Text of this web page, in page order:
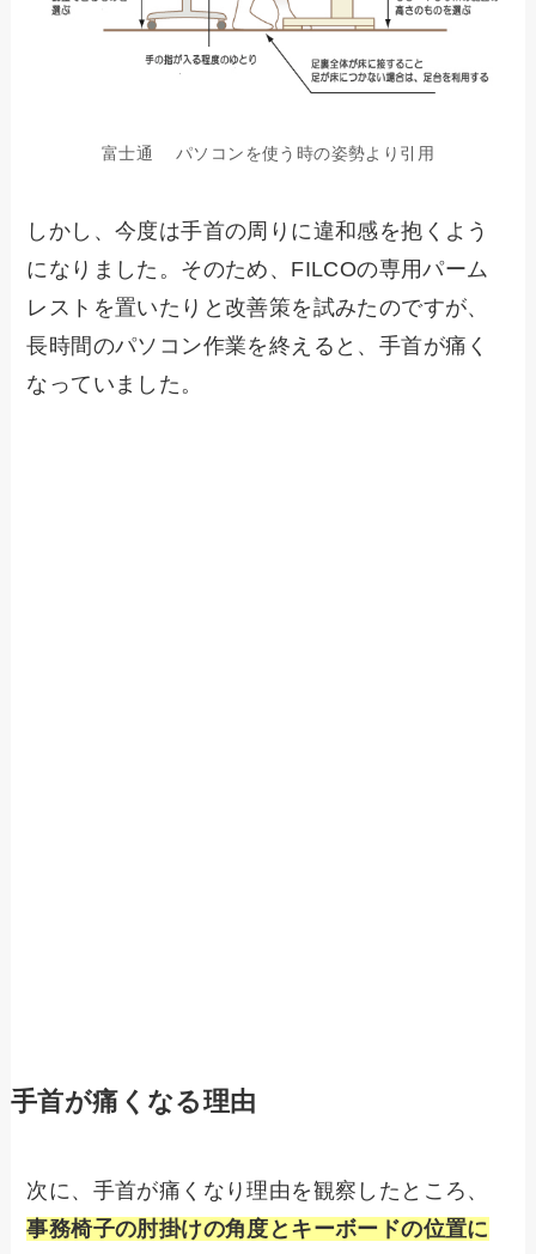
富士通 パソコンを使う時の姿勢より引用
しかし、今度は手首の周りに違和感を抱くよう
になりました。そのため、FILCOの専用パーム
レストを置いたりと改善策を試みたのですが、
長時間のパソコン作業を終えると、手首が痛く
なっていました。
手首が痛くなる理由
次に、手首が痛くなり理由を観察したところ、
事務椅子の肘掛けの角度とキーボードの位置に